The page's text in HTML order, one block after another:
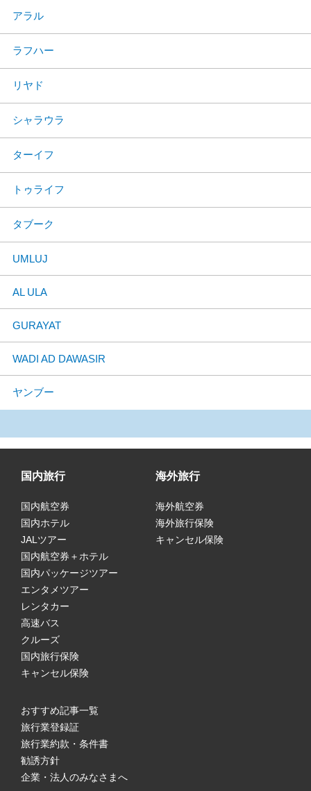
アラル
ラフハー
リヤド
シャラウラ
ターイフ
トゥライフ
タブーク
UMLUJ
AL ULA
GURAYAT
WADI AD DAWASIR
ヤンブー
国内旅行
国内航空券
国内ホテル
JALツアー
国内航空券＋ホテル
国内パッケージツアー
エンタメツアー
レンタカー
高速バス
クルーズ
国内旅行保険
キャンセル保険
海外旅行
海外航空券
海外旅行保険
キャンセル保険
おすすめ記事一覧
旅行業登録証
旅行業約款・条件書
勧誘方針
企業・法人のみなさまへ